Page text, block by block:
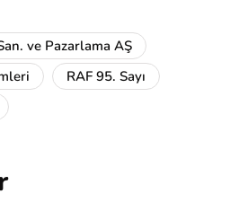
ve Pazarlama AŞ
RAF 95. Sayı